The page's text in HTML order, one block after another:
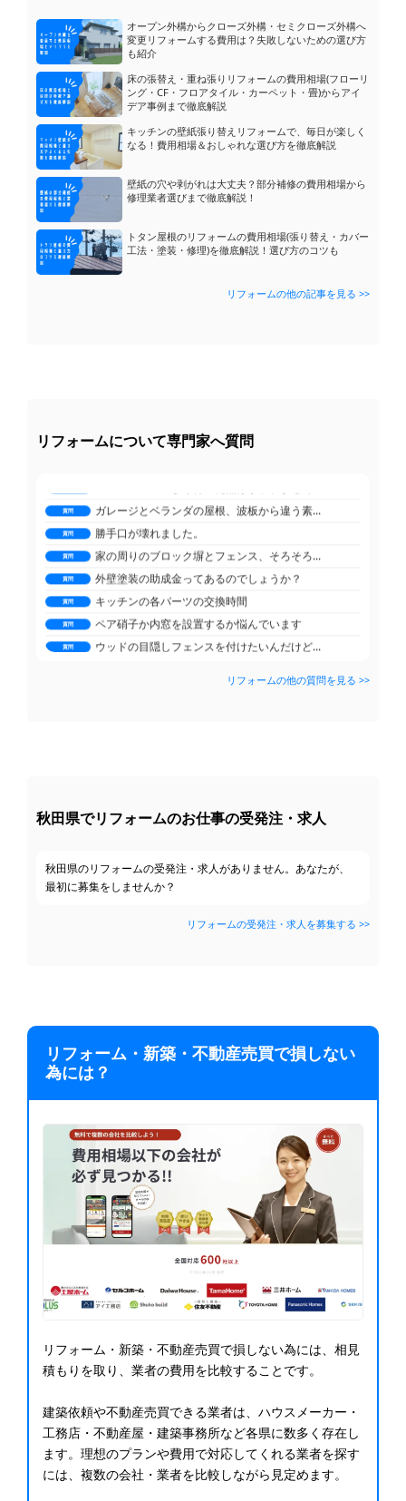
オープン外構からクローズ外構・セミクローズ外構へ
変更リフォームする費用は？失敗しないための選び方
も紹介
床の張替え・重ね張りリフォームの費用相場(フローリ
ング・CF・フロアタイル・カーペット・畳)からアイ
デア事例まで徹底解説
キッチンの壁紙張り替えリフォームで、毎日が楽しく
なる！費用相場＆おしゃれな選び方を徹底解説
壁紙の穴や剥がれは大丈夫？部分補修の費用相場から
修理業者選びまで徹底解説！
トタン屋根のリフォームの費用相場(張り替え・カバー
工法・塗装・修理)を徹底解説！選び方のコツも
リフォームの他の記事を見る >>
リフォームについて専門家へ質問
ブロック塀の上のウッドフェンスの交換
質問 ガスコンロのこびり付いた焦げが取れません...
ガレージとベランダの屋根、波板から違う素...
質問 鉄骨のガレージの上に1LDK トイレ バ...
質問 ガレージとベランダの屋根、波板から違う素...
質問 勝手口が壊れました。
質問 家の周りのブロック塀とフェンス、そろそろ...
質問 外壁塗装の助成金ってあるのでしょうか？
質問 キッチンの各パーツの交換時間
質問 ペア硝子か内窓を設置するか悩んでいます
質問 ウッドの目隠しフェンスを付けたいんだけど...
ブロック塀の上のウッドフェンスの交換
質問 キッチンの各パーツの交換時間
質問 ウッドの目隠しフェンスを付けたいんだけど...
質問 鉄骨のガレージの上に1LDK トイレ バ...
リフォームの他の質問を見る >>
秋田県でリフォームのお仕事の受発注・求人
秋田県のリフォームの受発注・求人がありません。あなたが、
最初に募集をしませんか？
リフォームの受発注・求人を募集する >>
リフォーム・新築・不動産売買で損しない
為には？
リフォーム・新築・不動産売買で損しない為には、相見
積もりを取り、業者の費用を比較することです。
建築依頼や不動産売買できる業者は、ハウスメーカー・
工務店・不動産屋・建築事務所など各県に数多く存在し
ます。理想のプランや費用で対応してくれる業者を探す
には、複数の会社・業者を比較しながら見定めます。